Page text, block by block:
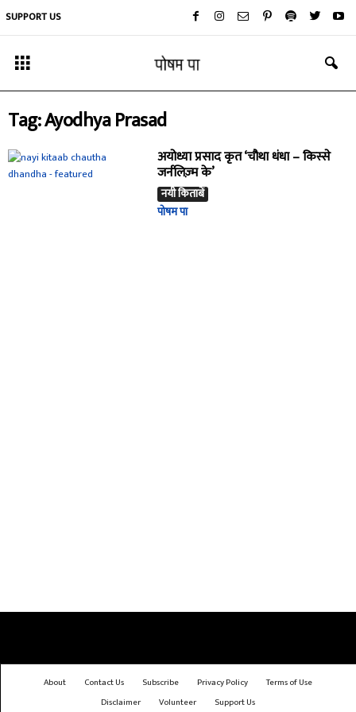
SUPPORT US
Tag: Ayodhya Prasad
अयोध्या प्रसाद कृत ‘चौथा धंधा – किस्से
जर्नलिज़्म के’
नयी किताबें
पोषम पा
About Contact Us Subscribe Privacy Policy
Terms of Use
Disclaimer
Volunteer Support Us